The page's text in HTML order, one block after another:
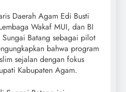
Daerah Agam Edi Busti
Wakaf MUI, dan BI
Batang sebagai pilot
bahwa program
sejalan dengan fokus
Kabupaten Agam.